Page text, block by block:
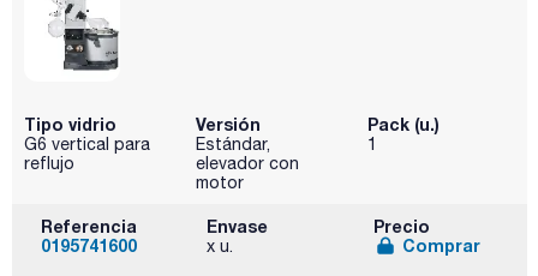
Tipo vidrio
G6 vertical para
reflujo
Versión
Estándar,
elevador con
motor
Pack (u.)
1
Referencia
0195741600
Envase
x u.
Precio
Comprar